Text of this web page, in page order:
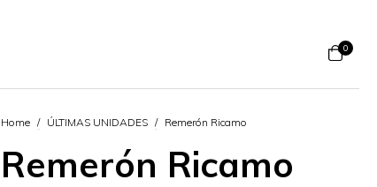
0
Home / ÚLTIMAS UNIDADES / Remerón Ricamo
Remerón Ricamo